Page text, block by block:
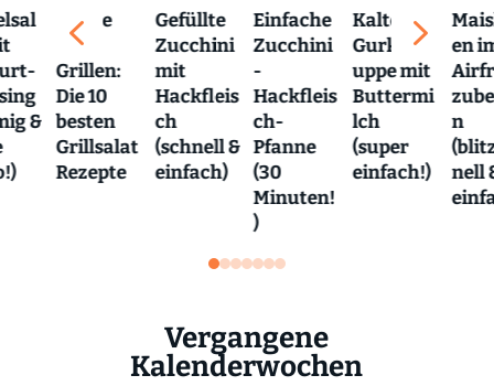
&
Salate
zum
Grillen:
Die 10
besten
Grillsalat
Rezepte
Gefüllte
Zucchini
mit
Hackfleis
ch
(schnell &
einfach)
Einfache
Zucchini
-
Hackfleis
ch-
Pfanne
(30
Minuten!
)
Kalte
Gurkens
uppe mit
Buttermi
lch
(super
einfach!)
en
n
nell
4 5
Vergangene
Kalenderwochen